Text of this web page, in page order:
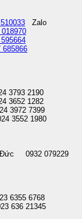
Zalo
685866
3793 2190
3652 1282
3972 7399
3552 1980
0932 079229
6355 6768
21345